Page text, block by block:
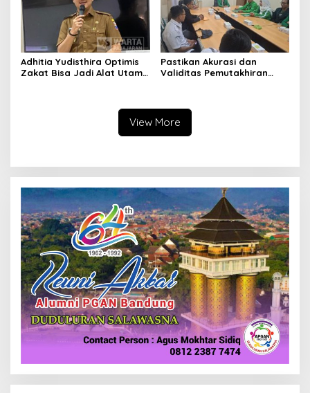
Adhitia Yudisthira Optimis
Zakat Bisa Jadi Alat Utama
Pastikan Akurasi dan
Validitas Pemutakhiran
View More